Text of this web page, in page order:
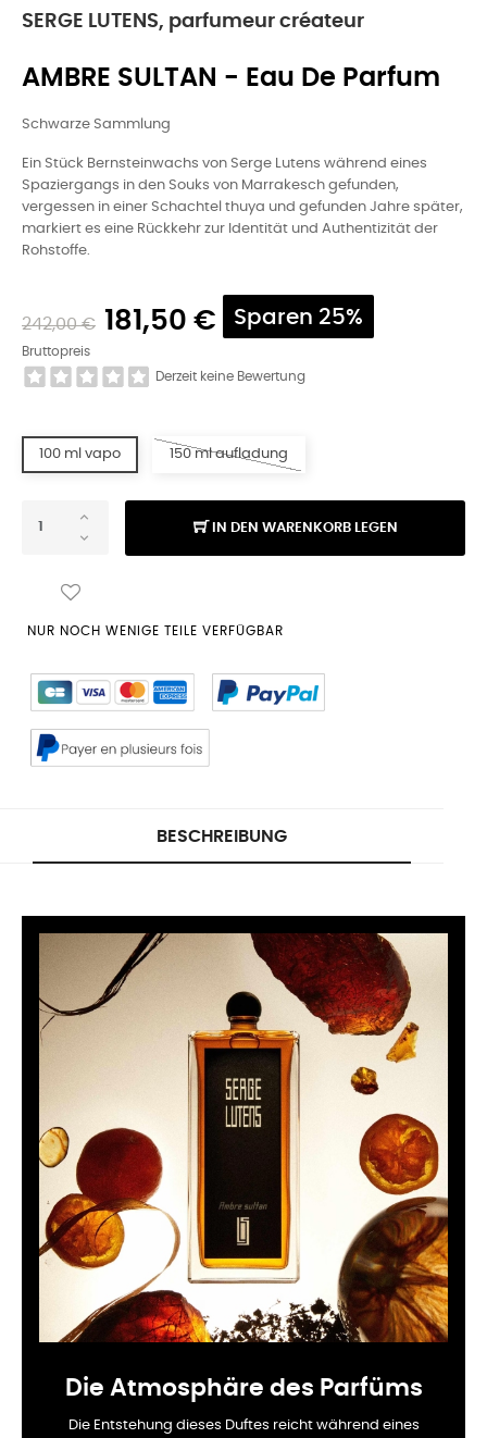
SERGE LUTENS, parfumeur créateur
AMBRE SULTAN - Eau De Parfum
Schwarze Sammlung
Ein Stück Bernsteinwachs von Serge Lutens während eines
Spaziergangs in den Souks von Marrakesch gefunden,
vergessen in einer Schachtel thuya und gefunden Jahre später,
markiert es eine Rückkehr zur Identität und Authentizität der
Rohstoffe.
242,00 € 181,50 € Sparen 25%
Bruttopreis
Derzeit keine Bewertung
100 ml vapo 150 ml aufladung
IN DEN WARENKORB LEGEN
NUR NOCH WENIGE TEILE VERFÜGBAR
BESCHREIBUNG
Die Atmosphäre des Parfüms
Die Entstehung dieses Duftes reicht während eines